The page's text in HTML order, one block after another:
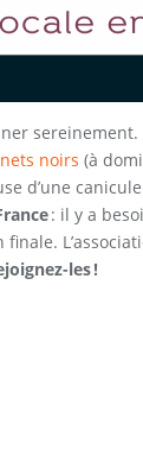
noirs (à
d’une
: il y a
les !